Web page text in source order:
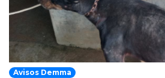
Avisos Demma